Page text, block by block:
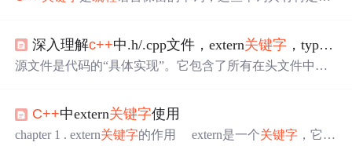
数名、类名等）。
深入理解c++中.h/.cpp文件，extern关键字 ，typedef，using
源文件是代码的“具体实现”。它包含了所有在头文件中声
数的完整定义类成员函数的完整实现全局变量的定义（这
是该变量唯一被分配内存的地方）为什么要这么做？每个 .
C++中extern关键字使用
chapter 1 . extern关键字的作用 extern是一个关键字 ，它告